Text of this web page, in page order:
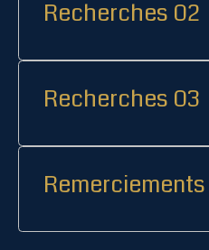
Recherches 02
Recherches 03